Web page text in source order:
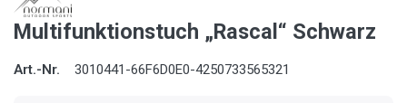
Multifunktionstuch „Rascal“ Schwarz
Art.-Nr. 3010441-66F6D0E0-4250733565321